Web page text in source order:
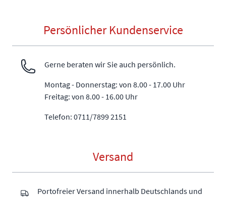
Persönlicher Kundenservice
Gerne beraten wir Sie auch persönlich.
Montag - Donnerstag: von 8.00 - 17.00 Uhr
Freitag: von 8.00 - 16.00 Uhr
Telefon: 0711/7899 2151
Versand
Portofreier Versand innerhalb Deutschlands und